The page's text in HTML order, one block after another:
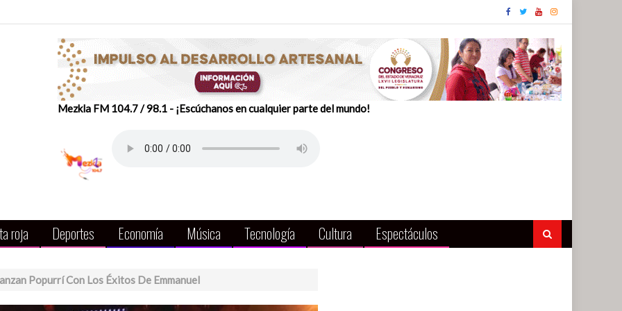
Mezkla FM 104.7 / 98.1 - ¡Escúchanos en cualquier parte del mundo!
roja Deportes Economía Música Tecnología Cultura Espectáculos
Popurrí Con Los Éxitos De Emmanuel